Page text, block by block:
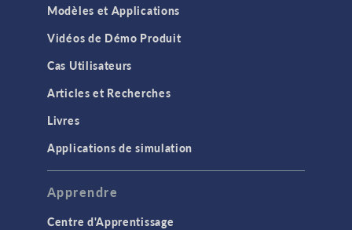
Modèles et Applications
Vidéos de Démo Produit
Cas Utilisateurs
Articles et Recherches
Livres
Applications de simulation
Apprendre
Centre d'Apprentissage